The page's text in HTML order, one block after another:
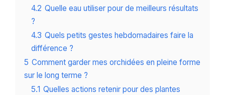
4.2 Quelle eau utiliser pour de meilleurs résultats
?
4.3 Quels petits gestes hebdomadaires faire la
différence ?
5 Comment garder mes orchidées en pleine forme
sur le long terme ?
5.1 Quelles actions retenir pour des plantes